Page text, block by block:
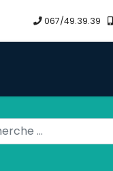
067/49.39.39